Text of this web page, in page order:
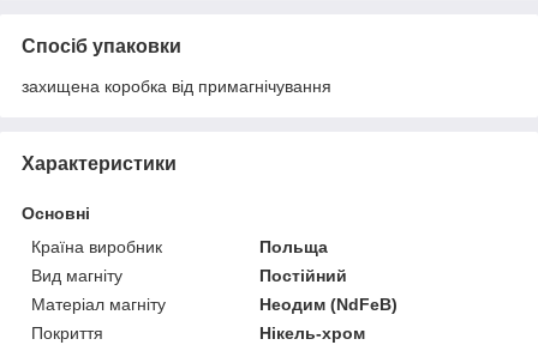
Спосіб упаковки
захищена коробка від примагнічування
Характеристики
Основні
Країна виробник
Польща
Вид магніту
Постійний
Матеріал магніту
Неодим (NdFeB)
Покриття
Нікель-хром